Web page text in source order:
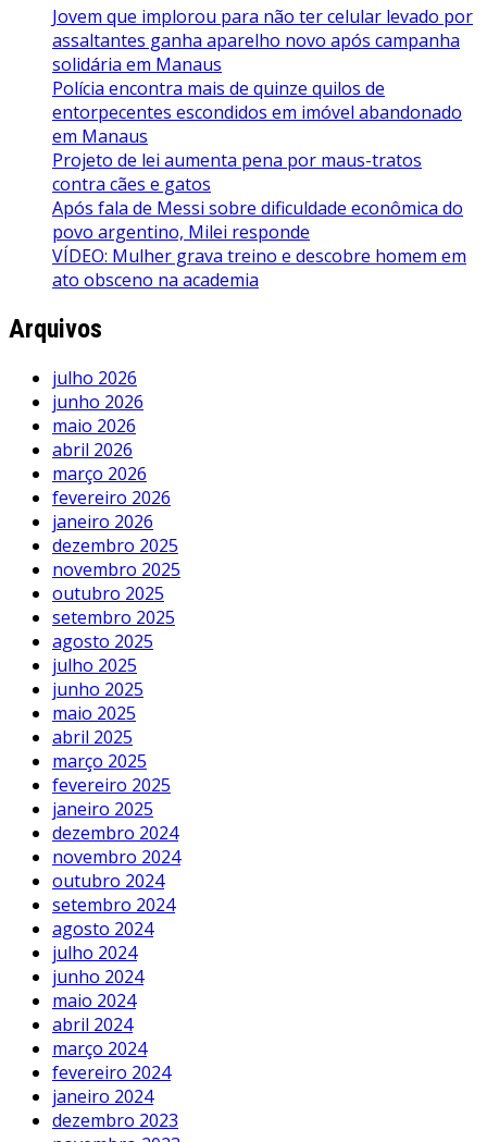
Jovem que implorou para não ter celular levado por
assaltantes ganha aparelho novo após campanha
solidária em Manaus
Polícia encontra mais de quinze quilos de
entorpecentes escondidos em imóvel abandonado
em Manaus
Projeto de lei aumenta pena por maus-tratos
contra cães e gatos
Após fala de Messi sobre dificuldade econômica do
povo argentino, Milei responde
VÍDEO: Mulher grava treino e descobre homem em
ato obsceno na academia
Arquivos
julho 2026
junho 2026
maio 2026
abril 2026
março 2026
fevereiro 2026
janeiro 2026
dezembro 2025
novembro 2025
outubro 2025
setembro 2025
agosto 2025
julho 2025
junho 2025
maio 2025
abril 2025
março 2025
fevereiro 2025
janeiro 2025
dezembro 2024
novembro 2024
outubro 2024
setembro 2024
agosto 2024
julho 2024
junho 2024
maio 2024
abril 2024
março 2024
fevereiro 2024
janeiro 2024
dezembro 2023